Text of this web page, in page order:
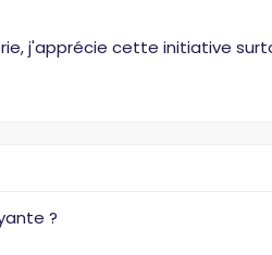
j'apprécie cette initiative
?